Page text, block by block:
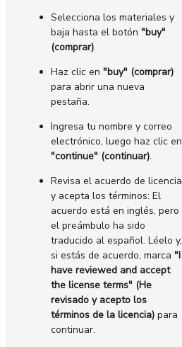
Selecciona los materiales y
baja hasta el botón "buy"
(comprar).
Haz clic en "buy" (comprar)
para abrir una nueva
pestaña.
Ingresa tu nombre y correo
electrónico, luego haz clic en
"continue" (continuar).
Revisa el acuerdo de licencia
y acepta los términos: El
acuerdo está en inglés, pero
el preámbulo ha sido
traducido al español. Léelo y,
si estás de acuerdo, marca "I
have reviewed and accept
the license terms" (He
revisado y acepto los
términos de la licencia) para
continuar.